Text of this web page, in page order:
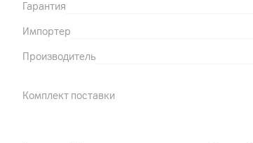
Гарантия
Импортер
Производитель
Комплект поставки